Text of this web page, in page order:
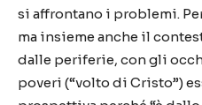
si affrontano i problemi.
ma insieme anche il
dalle periferie, con gli
poveri (“volto di Cristo”)